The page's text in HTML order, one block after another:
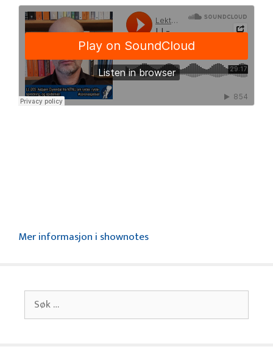
Mer informasjon i shownotes
Søk
etter: